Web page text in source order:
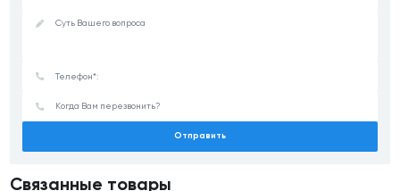
Отправить
Связанные товары